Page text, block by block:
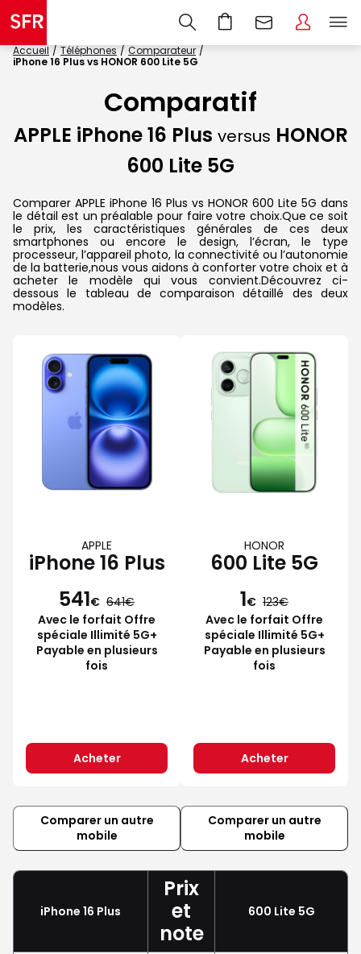
Accueil Téléphones
Comparateur
iPhone 16 Plus vs HONOR 600 Lite 5G
Comparatif
APPLE iPhone 16 Plus versus HONOR
600 Lite 5G
Comparer APPLE iPhone 16 Plus vs HONOR 600 Lite 5G dans
le détail est un préalable pour faire votre choix.Que ce soit
le prix, les caractéristiques générales de ces deux
smartphones ou encore le design, l’écran, le type
processeur, l’appareil photo, la connectivité ou l’autonomie
de la batterie,nous vous aidons à conforter votre choix et à
acheter le modèle qui vous convient.Découvrez ci-
dessous le tableau de comparaison détaillé des deux
modèles.
APPLE
iPhone 16 Plus
541€ 641
Avec le forfait Offre
spéciale Illimité 5G+
Payable en plusieurs
fois
Acheter
HONOR
600 Lite 5G
1€ 123
Avec le forfait Offre
spéciale Illimité 5G+
Payable en plusieurs
fois
Acheter
Comparer un autre
mobile
Comparer un autre
mobile
iPhone 16 Plus
Prix
et
note
600 Lite 5G